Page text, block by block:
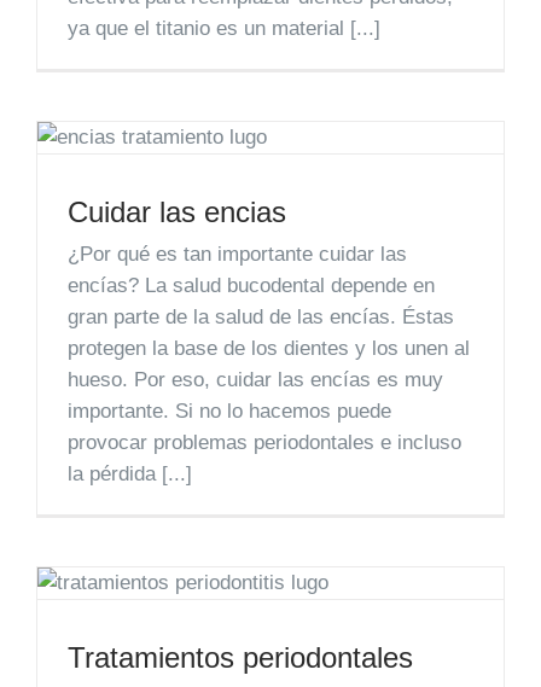
ya que el titanio es un material [...]
Cuidar las encias
¿Por qué es tan importante cuidar las
encías? La salud bucodental depende en
gran parte de la salud de las encías. Éstas
protegen la base de los dientes y los unen al
hueso. Por eso, cuidar las encías es muy
importante. Si no lo hacemos puede
provocar problemas periodontales e incluso
la pérdida [...]
Tratamientos periodontales